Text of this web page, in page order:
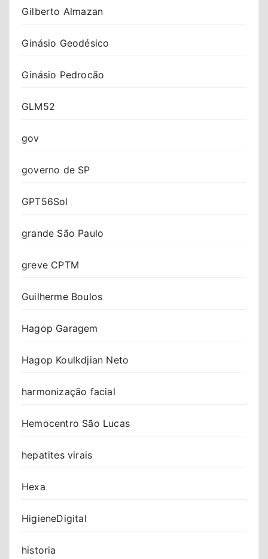
Gilberto Almazan
Ginásio Geodésico
Ginásio Pedrocão
GLM52
gov
governo de SP
GPT56Sol
grande São Paulo
greve CPTM
Guilherme Boulos
Hagop Garagem
Hagop Koulkdjian Neto
harmonização facial
Hemocentro São Lucas
hepatites virais
Hexa
HigieneDigital
historia